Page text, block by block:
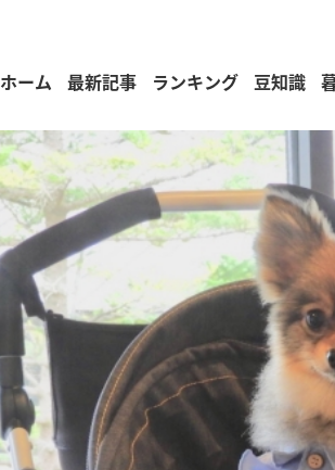
ホーム 最新記事 ランキング 豆知識